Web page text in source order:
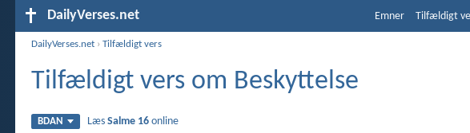
DailyVerses.net Emner Tilfældigt
DailyVerses.net ›Tilfældigt vers
Tilfældigt vers om Beskyttelse
BDAN LæsSalme 16 online